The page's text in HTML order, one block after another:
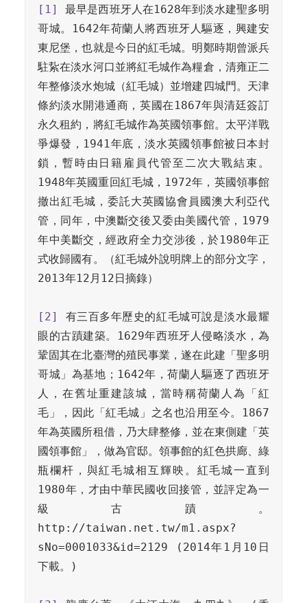
[1]
最早是西班牙人在1628年到淡水建聖多明
哥城。1642年荷蘭人將西班牙人驅逐，興建安
東尼堡，也就是今日的紅毛城。明鄭時期曾派兵
駐紥在淡水河口並將紅毛城作為糧倉，清雍正二
年整修淡水炮城（紅毛城）並增建四城門。天津
條約淡水開港通商，英國在1867年與清廷簽訂
永久租約，將紅毛城作為英國領事館。太平洋戰
爭爆發，1941年底，淡水英國領事館被日本封
鎖，暫時由日籍雇員代管至二次大戰結束。
1948年英國重回紅毛城，1972年，英國領事館
撤出紅毛城，委託大英國協會員國澳大利亞代
管，同年，中澳斷交後又委由美國代管，1979
年中美斷交，經政府全力交涉後，於1980年正
式收歸國有。（紅毛城外說明牌上的部分文字，
2013年12月12日摘錄）
[2]
有三百多年歷史的紅毛城可說是淡水最耀
眼的古蹟建築。1629年西班牙人侵略淡水，為
鞏固其在北臺灣的殖民事業，遂在此建「聖多明
哥城」為基地；1642年，荷蘭人驅逐了西班牙
人，在舊址重建該城，當時稱荷蘭人為「紅
毛」，因此「紅毛城」之名也沿用至今。1867
年為英國所租借，乃大肆整修，並在東側建「英
國領事館」，做為官邸。領事館的紅色拱廊、綠
瓶欄杆，與紅毛城相互輝映。紅毛城一直到
1980年，才由中華民國收回接管，並評定為一
級古蹟。
http://taiwan.net.tw/m1.aspx?
sNo=0001033&id=2129 (2014年1月10日
下載。)